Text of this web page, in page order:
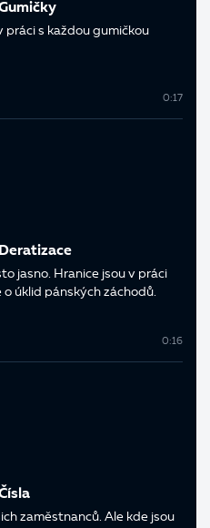
práci s každou gumičkou
0:17
jasno. Hranice jsou v práci
úklid pánských záchodů.
0:16
zaměstnanců. Ale kde jsou